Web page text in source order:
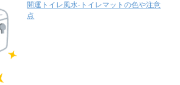
開運トイレ風水-トイレマットの色や注意
点